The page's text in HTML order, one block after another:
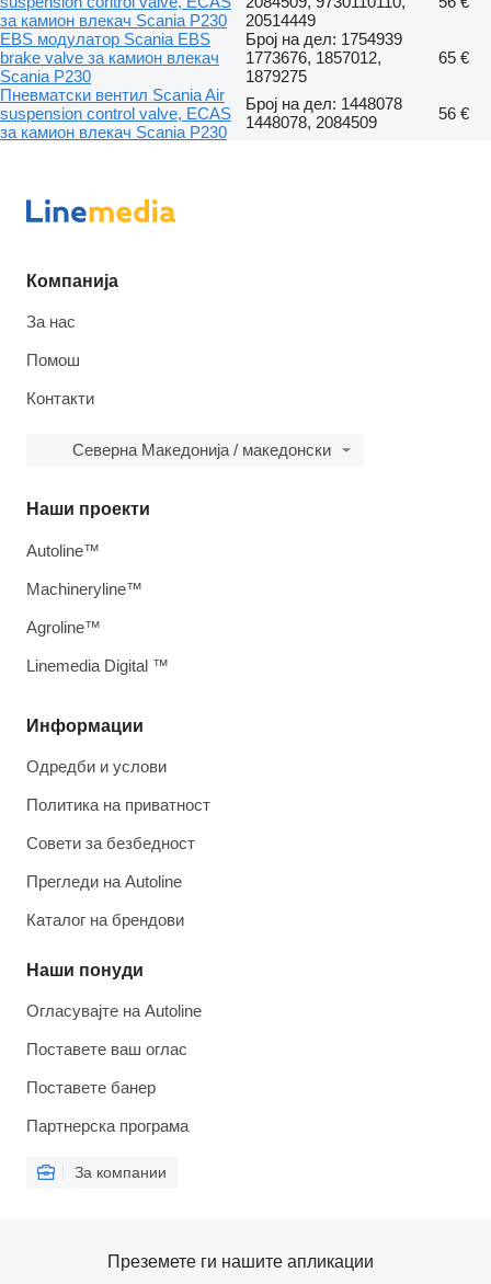
за камион влекач Scania P230
20514449
EBS модулатор Scania EBS
brake valve за камион влекач
Scania P230
Број на дел: 1754939
1773676, 1857012,
1879275
65 €
Пневматски вентил Scania Air
suspension control valve, ECAS
за камион влекач Scania P230
Број на дел: 1448078
1448078, 2084509
56 €
Компанија
За нас
Помош
Контакти
Северна Македонија / македонски
Информации
Одредби и услови
Политика на приватност
Совети за безбедност
Прегледи на Autoline
Каталог на брендови
Наши понуди
Огласувајте на Autoline
Поставете ваш оглас
Поставете банер
Партнерска програма
За компании
Наши проекти
Autoline™
Machineryline™
Agroline™
Linemedia Digital ™
Преземете ги нашите апликации